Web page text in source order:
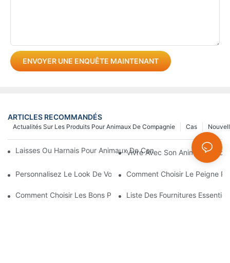
ENVOYER UNE ENQUÊTE MAINTENANT
ARTICLES RECOMMANDÉS
Cas
Actualités Sur Les Produits Pour Animaux De Compagnie
Laisses Ou Harnais Pour Animaux De Compagnie : Lequel Est
Vivre Avec Son Animal De
Personnalisez Le Look De Votre Animal Avec Un Collier Unique
Comment Choisir Le Peigne
Comment Choisir Les Bons Produits De Toilettage Pour
Liste Des Fournitures